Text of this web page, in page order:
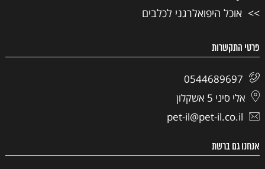
אוכל היפואלרגני לכלבים
פרטי התקשרות
0544689697
אלי סיני 5 אשקלון
pet-il@pet-il.co.il
אנחנו גם ברשת